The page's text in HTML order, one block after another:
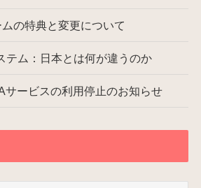
の特典と変更について
テム：日本とは何が違うのか
サービスの利用停止のお知らせ